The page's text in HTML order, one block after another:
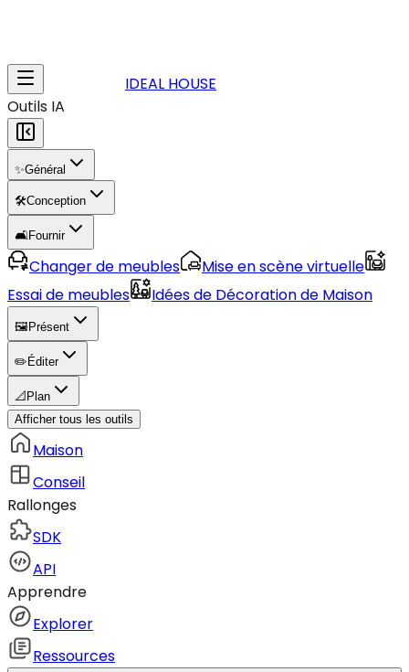
IDEAL HOUSE
Outils IA
✨Général
🛠️Conception
🛋️Fournir
Changer de meubles
Mise en scène virtuelle
Essai de meubles
Idées de Décoration de Maison
🖼️ Présent
✏️ Éditer
📐 Plan
Afficher tous les outils
Maison
Conseil
Rallonges
SDK
API
Apprendre
Explorer
Ressources